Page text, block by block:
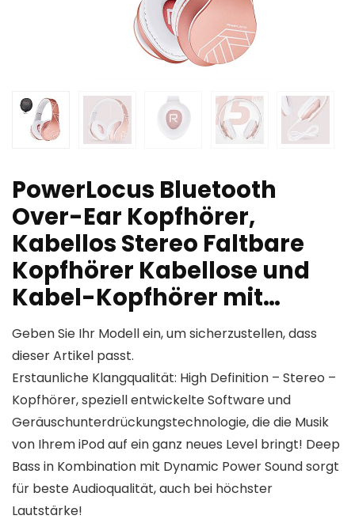
PowerLocus Bluetooth
Over-Ear Kopfhörer,
Kabellos Stereo Faltbare
Kopfhörer Kabellose und
Kabel-Kopfhörer mit…
Geben Sie Ihr Modell ein, um sicherzustellen, dass
dieser Artikel passt.
Erstaunliche Klangqualität: High Definition – Stereo –
Kopfhörer, speziell entwickelte Software und
Geräuschunterdrückungstechnologie, die die Musik
von Ihrem iPod auf ein ganz neues Level bringt! Deep
Bass in Kombination mit Dynamic Power Sound sorgt
für beste Audioqualität, auch bei höchster
Lautstärke!